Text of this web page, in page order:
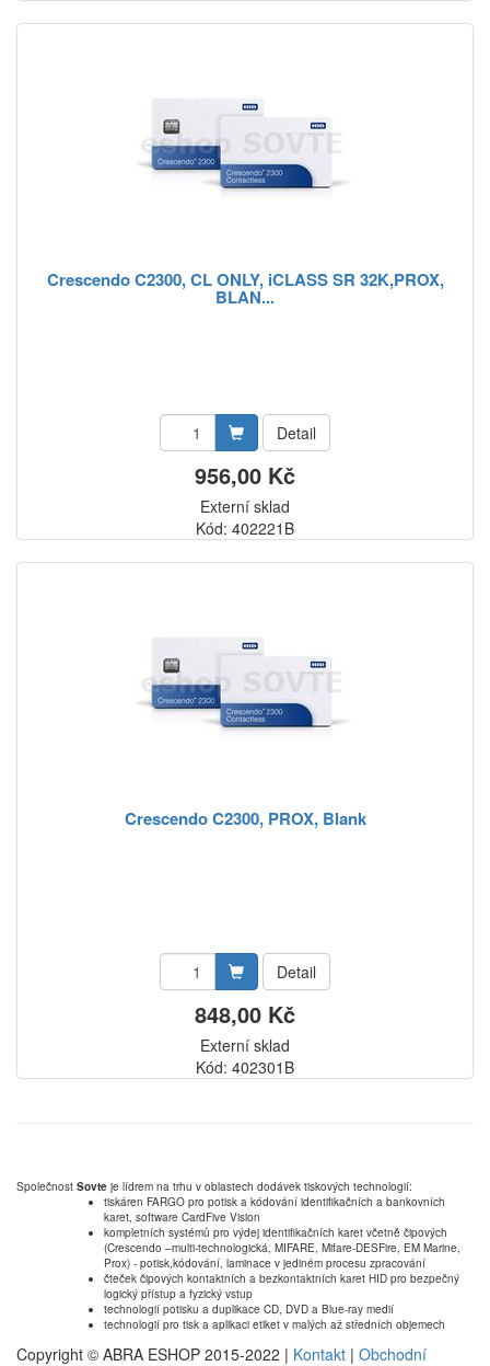
Crescendo C2300, CL ONLY, iCLASS SR 32K,PROX,
BLAN...
Detail
956,00 Kč
Externí sklad
Kód: 402221B
Crescendo C2300, PROX, Blank
Detail
848,00 Kč
Externí sklad
Kód: 402301B
Společnost Sovte je lídrem na trhu v oblastech dodávek tiskových technologií:
tiskáren FARGO pro potisk a kódování identifikačních a bankovních
karet, software CardFive Vision
kompletních systémů pro výdej identifikačních karet včetně čipových
(Crescendo –multi-technologická, MIFARE, Mifare-DESFire, EM Marine,
Prox) - potisk,kódování, laminace v jediném procesu zpracování
čteček čipových kontaktních a bezkontaktních karet HID pro bezpečný
logický přístup a fyzický vstup
technologií potisku a duplikace CD, DVD a Blue-ray medií
technologií pro tisk a aplikaci etiket v malých až středních objemech
Copyright © ABRA ESHOP 2015-2022 | Kontakt | Obchodní